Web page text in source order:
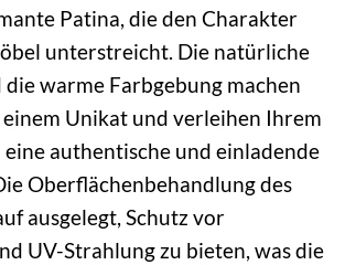
Patina, die den Charakter
unterstreicht. Die natürliche
warme Farbgebung machen
einem Unikat und verleihen Ihrem
authentische und einladende
Oberflächenbehandlung des
ausgelegt, Schutz vor
UV-Strahlung zu bieten, was die